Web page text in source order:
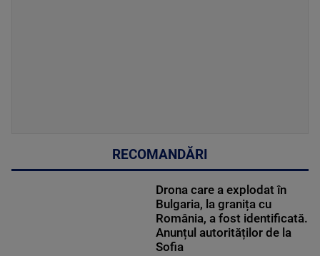
RECOMANDĂRI
Drona care a explodat în
Bulgaria, la granița cu
România, a fost identificată.
Anunțul autorităților de la
Sofia